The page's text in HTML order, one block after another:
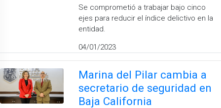
Se comprometió a trabajar bajo cinco
ejes para reducir el índice delictivo en la
entidad.
04/01/2023
Marina del Pilar cambia a
secretario de seguridad en
Baja California